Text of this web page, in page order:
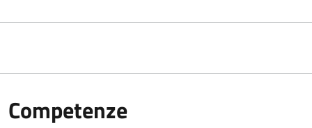
Competenze